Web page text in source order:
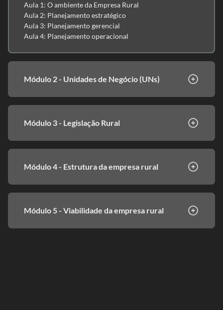
Aula 1: O ambiente da Empresa Rural
Aula 2: Planejamento estratégico
Aula 3: Planejamento gerencial
Aula 4: Planejamento operacional
Módulo 2 - Unidades de Negócio (UNs)
Módulo 3 - Legislação Rural
Módulo 4 - Estrutura da empresa rural
Módulo 5 - Viabilidade da empresa rural